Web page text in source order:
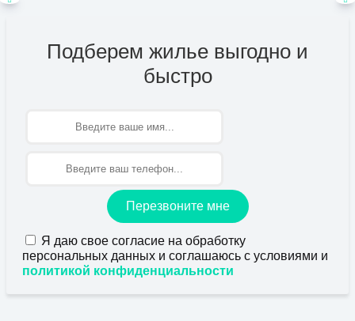
Подберем жилье выгодно и
быстро
Перезвоните мне
Я даю свое согласие на обработку
персональных данных и соглашаюсь с условиями и
политикой конфиденциальности